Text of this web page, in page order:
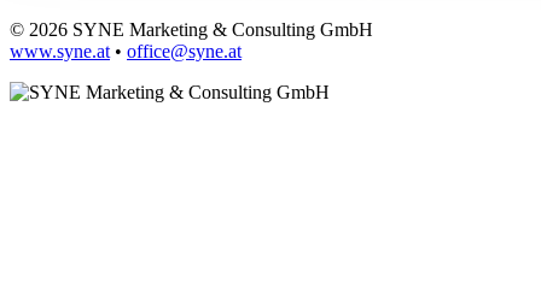
© 2026 SYNE Marketing & Consulting GmbH
www.syne.at • office@syne.at